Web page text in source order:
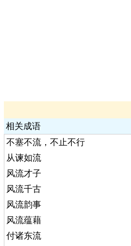
相关成语
不塞不流，不止不行
从谏如流
风流才子
风流千古
风流韵事
风流蕴藉
付诸东流